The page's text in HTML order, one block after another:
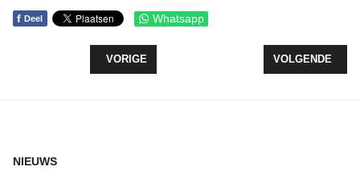
f Deel Whatsapp
VORIG ARTIKEL: VVD ZEEWOLDE STELT
VORIGE VOLGENDE
VOLGENDE
NIEUWS